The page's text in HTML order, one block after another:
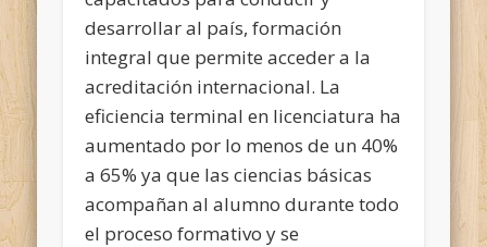
desarrollar al país, formación
integral que permite acceder a la
acreditación internacional. La
eficiencia terminal en licenciatura ha
aumentado por lo menos de un 40%
a 65% ya que las ciencias básicas
acompañan al alumno durante todo
el proceso formativo y se